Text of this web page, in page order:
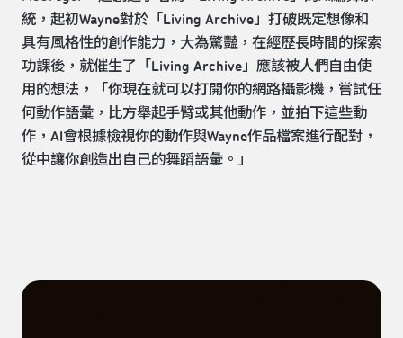
統，起初Wayne對於「Living Archive」打破既定想像和
具有風格性的創作能力，大為驚豔，在經歷長時間的探索
功課後，就催生了「Living Archive」應該被人們自由使
用的想法，「你現在就可以打開你的網路攝影機，嘗試任
何動作語彙，比方舉起手臂或其他動作，並拍下這些動
作，AI會根據檢視你的動作與Wayne作品檔案進行配對，
從中讓你創造出自己的舞蹈語彙。」